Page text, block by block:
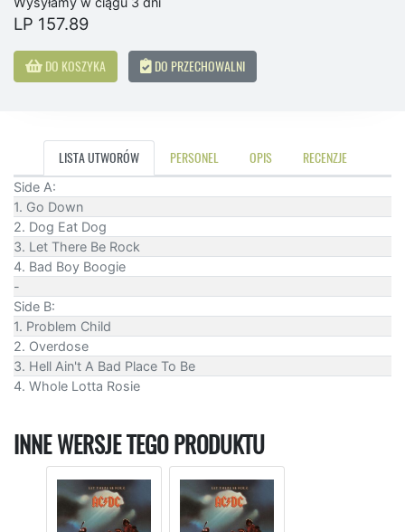
LP 157.89
DO KOSZYKA DO PRZECHOWALNI
LISTA UTWORÓW PERSONEL OPIS RECENZJE
Side A:
1. Go Down
2. Dog Eat Dog
3. Let There Be Rock
4. Bad Boy Boogie
-
Side B:
1. Problem Child
2. Overdose
3. Hell Ain't A Bad Place To Be
4. Whole Lotta Rosie
INNE WERSJE TEGO PRODUKTU